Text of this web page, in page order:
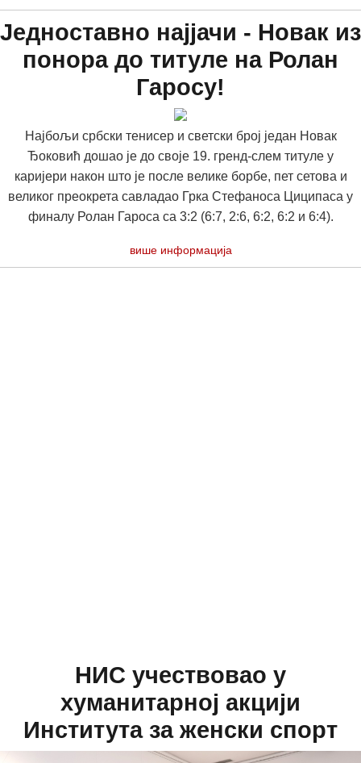
Једноставно најјачи - Новак из
понора до титуле на Ролан
Гаросу!
Најбољи србски тенисер и светски број један Новак
Ђоковић дошао је до своје 19. гренд-слем титуле у
каријери након што је после велике борбе, пет сетова и
великог преокрета савладао Грка Стефаноса Циципаса у
финалу Ролан Гароса са 3:2 (6:7, 2:6, 6:2, 6:2 и 6:4).
више информација
НИС учествоваo у
хуманитарној акцији
Института за женски спорт